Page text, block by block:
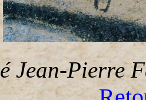
Jean-Pierre